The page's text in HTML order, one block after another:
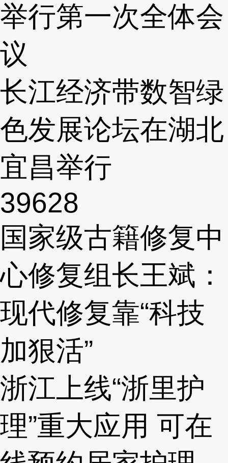
举行第一次全体会
议
长江经济带数智绿
色发展论坛在湖北
宜昌举行
39628
国家级古籍修复中
心修复组长王斌：
现代修复靠“科技
加狠活”
浙江上线“浙里护
理”重大应用 可在